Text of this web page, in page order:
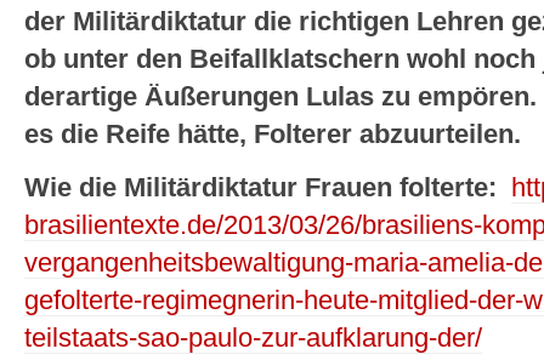
der Militärdiktatur die richtigen Lehren
ob unter den Beifallklatschern wohl
derartige Äußerungen Lulas zu
es die Reife hätte, Folterer abzuurteilen.
Wie die Militärdiktatur Frauen folterte:
brasilientexte.de/2013/03/26/brasiliens-
vergangenheitsbewaltigung-maria-amelia-
gefolterte-regimegnerin-heute-mitglied-der-
teilstaats-sao-paulo-zur-aufklarung-der/